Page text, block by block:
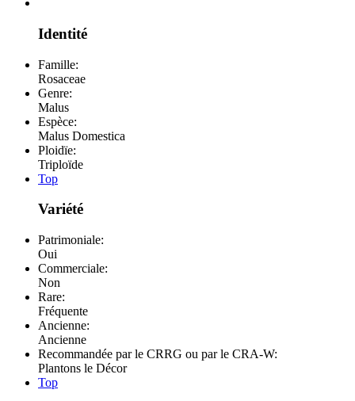
Identité
Famille:
Rosaceae
Genre:
Malus
Espèce:
Malus Domestica
Ploidïe:
Triploïde
Top
Variété
Patrimoniale:
Oui
Commerciale:
Non
Rare:
Fréquente
Ancienne:
Ancienne
Recommandée par le CRRG ou par le CRA-W:
Plantons le Décor
Top